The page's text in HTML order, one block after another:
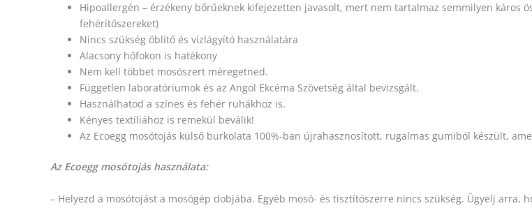
Hipoallergén – érzékeny bőrűeknek kifejezetten javasolt, mert nem tartalmaz semmilyen káros
fehérítőszereket)
Nincs szükség öblítő és vízlágyító használatára
Alacsony hőfokon is hatékony
Nem kell többet mosószert méregetned.
Független laboratóriumok és az Angol Ekcéma Szövetség által bevizsgált.
Használhatod a színes és fehér ruhákhoz is.
Kényes textíliához is remekül beválik!
Az Ecoegg mosótojás külső burkolata 100%-ban újrahasznosított, rugalmas gumiból készült,
Az Ecoegg mosótojás használata:
– Helyezd a mosótojást a mosógép dobjába. Egyéb mosó- és tisztítószerre nincs szükség. Ügyelj arra,